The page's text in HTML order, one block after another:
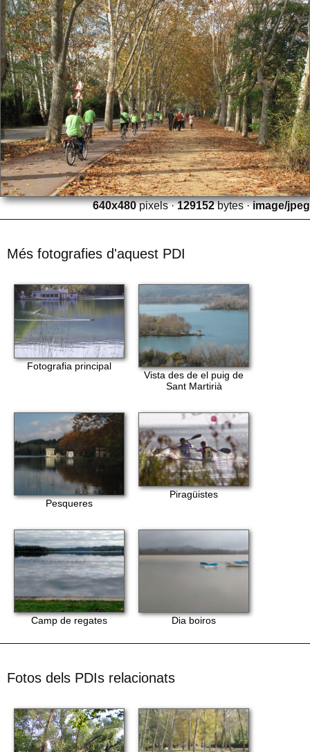
640x480pixels ·129152bytes ·image/jpeg
Més fotografies d'aquest PDI
Fotografia principal
Vista des de el puig de
Sant Martirià
Pesqueres
Piragüistes
Camp de regates Dia boiros
Fotos dels PDIs relacionats